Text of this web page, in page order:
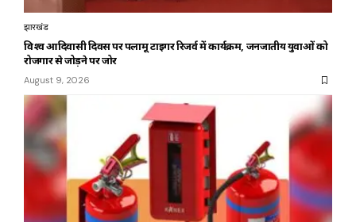
झारखंड
विश्व आदिवासी दिवस पर पलामू टाइगर रिजर्व में कार्यक्रम, जनजातीय युवाओं को
रोजगार से जोड़ने पर जोर
August 9, 2026